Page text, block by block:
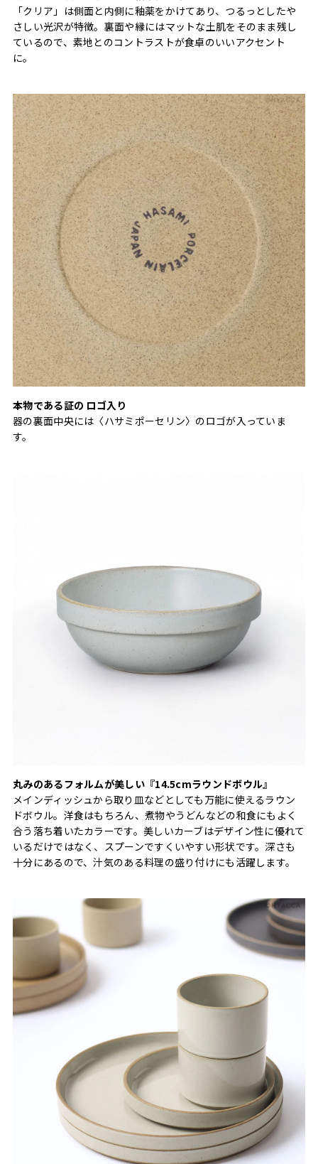
「クリア」は側面と内側に釉薬をかけてあり、つるっとしたや
さしい光沢が特徴。裏面や縁にはマットな土肌をそのまま残し
ているので、素地とのコントラストが食卓のいいアクセント
に。
本物である証の ロゴ入り
器の裏面中央には〈ハサミポーセリン〉のロゴが入っていま
す。
丸みのあるフォルムが美しい『14.5cmラウンドボウル』
メインディッシュから取り皿などとしても万能に使えるラウン
ドボウル。洋食はもちろん、煮物やうどんなどの和食にもよく
合う落ち着いたカラーです。美しいカーブはデザイン性に優れて
いるだけではなく、スプーンですくいやすい形状です。深さも
十分にあるので、汁気のある料理の盛り付けにも活躍します。